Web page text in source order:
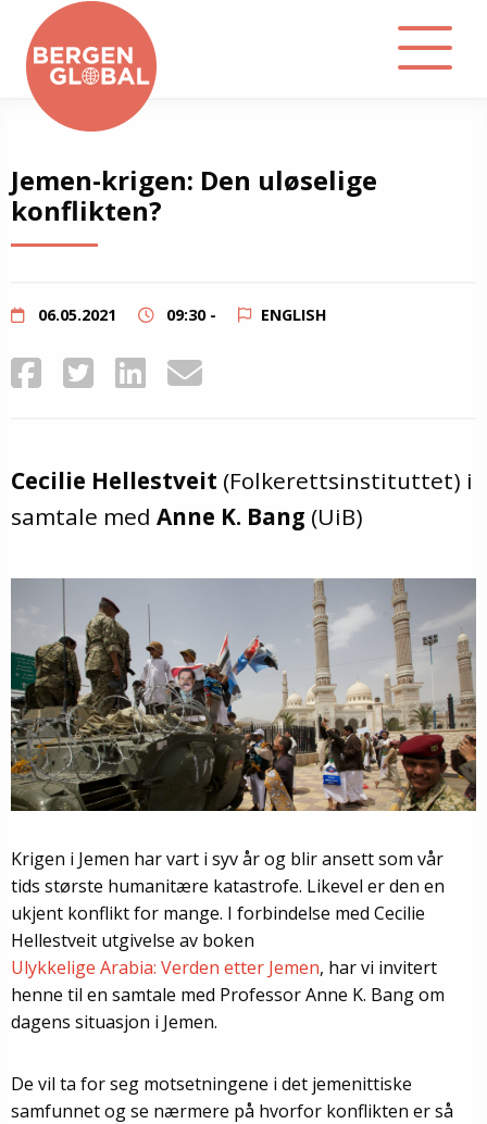
About
Podcast
Jemen-krigen: Den uløselige
konflikten?
06.05.2021 09:30 - ENGLISH
Cecilie Hellestveit (Folkerettsinstituttet) i
samtale med Anne K. Bang (UiB)
Krigen i Jemen har vart i syv år og blir ansett som vår
tids største humanitære katastrofe. Likevel er den en
ukjent konflikt for mange. I forbindelse med Cecilie
Hellestveit utgivelse av boken
Ulykkelige Arabia: Verden etter Jemen, har vi invitert
henne til en samtale med Professor Anne K. Bang om
dagens situasjon i Jemen.
De vil ta for seg motsetningene i det jemenittiske
samfunnet og se nærmere på hvorfor konflikten er så